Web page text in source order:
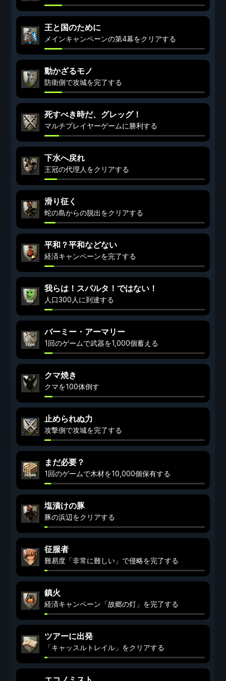
王と国のために
メインキャンペーンの第4幕をクリアする
動かざるモノ
防衛側で攻城を完了する
死すべき時だ、グレッグ！
マルチプレイヤーゲームに勝利する
下水へ戻れ
王冠の代理人をクリアする
滑り征く
蛇の島からの脱出をクリアする
平和？平和などない
経済キャンペーンを完了する
我らは！スパルタ！ではない！
人口300人に到達する
バーミー・アーマリー
1回のゲームで武器を1,000個蓄える
クマ焼き
クマを100体倒す
止められぬ力
攻撃側で攻城を完了する
まだ必要？
1回のゲームで木材を10,000個保有する
塩漬けの豚
豚の浜辺をクリアする
征服者
難易度「非常に難しい」で侵略を完了する
鎮火
経済キャンペーン「故郷の灯」を完了する
ツアーに出発
「キャッスルトレイル」をクリアする